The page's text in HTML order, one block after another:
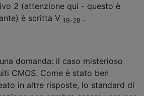
2 (attenzione qui - questo è
è scritta V 1B-2B .
domanda: il caso misterioso
CMOS. Come è stato ben
in altre risposte, lo standard di